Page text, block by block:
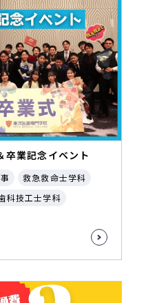
卒業記念イベント
救急救命士学科
科技工士学科